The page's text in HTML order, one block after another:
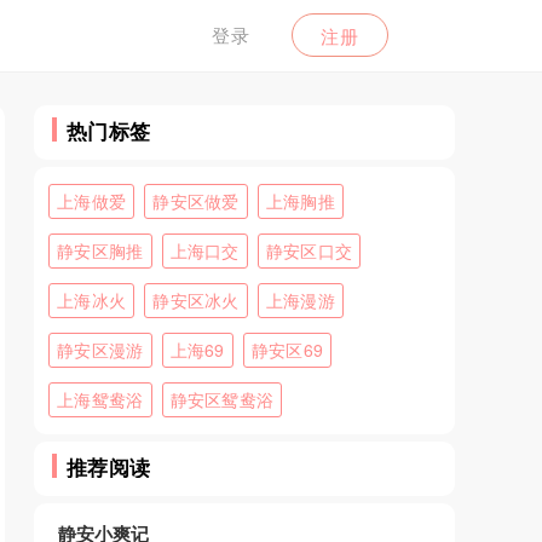
登录 注册
热门标签
上海做爱 静安区做爱 上海胸推
静安区胸推 上海口交 静安区口交
上海冰火 静安区冰火 上海漫游
静安区漫游 上海69 静安区69
上海鸳鸯浴 静安区鸳鸯浴
推荐阅读
静安小爽记